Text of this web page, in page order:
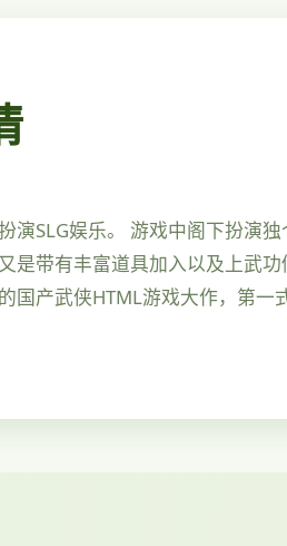
SLG娱乐。 游戏中阁下扮演
带有丰富道具加入以及上武
国产武侠HTML游戏大作，第一